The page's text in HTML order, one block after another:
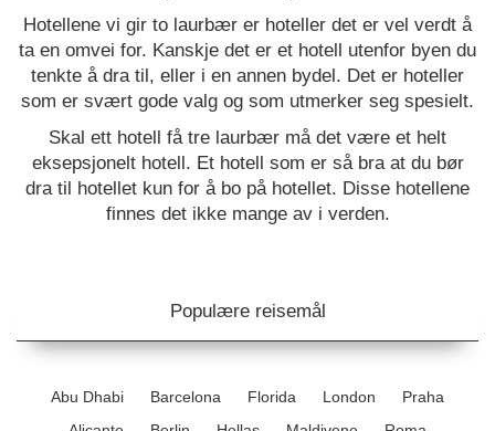
Hotellene vi gir to laurbær er hoteller det er vel verdt å
ta en omvei for. Kanskje det er et hotell utenfor byen du
tenkte å dra til, eller i en annen bydel. Det er hoteller
som er svært gode valg og som utmerker seg spesielt.
Skal ett hotell få tre laurbær må det være et helt
eksepsjonelt hotell. Et hotell som er så bra at du bør
dra til hotellet kun for å bo på hotellet. Disse hotellene
finnes det ikke mange av i verden.
Populære reisemål
Abu Dhabi Barcelona Florida London
Praha